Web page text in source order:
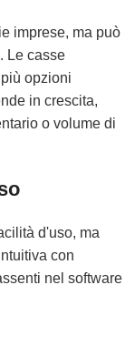
imprese, ma può
Le casse
opzioni
in crescita,
o volume di
d'uso, ma
con
nel software